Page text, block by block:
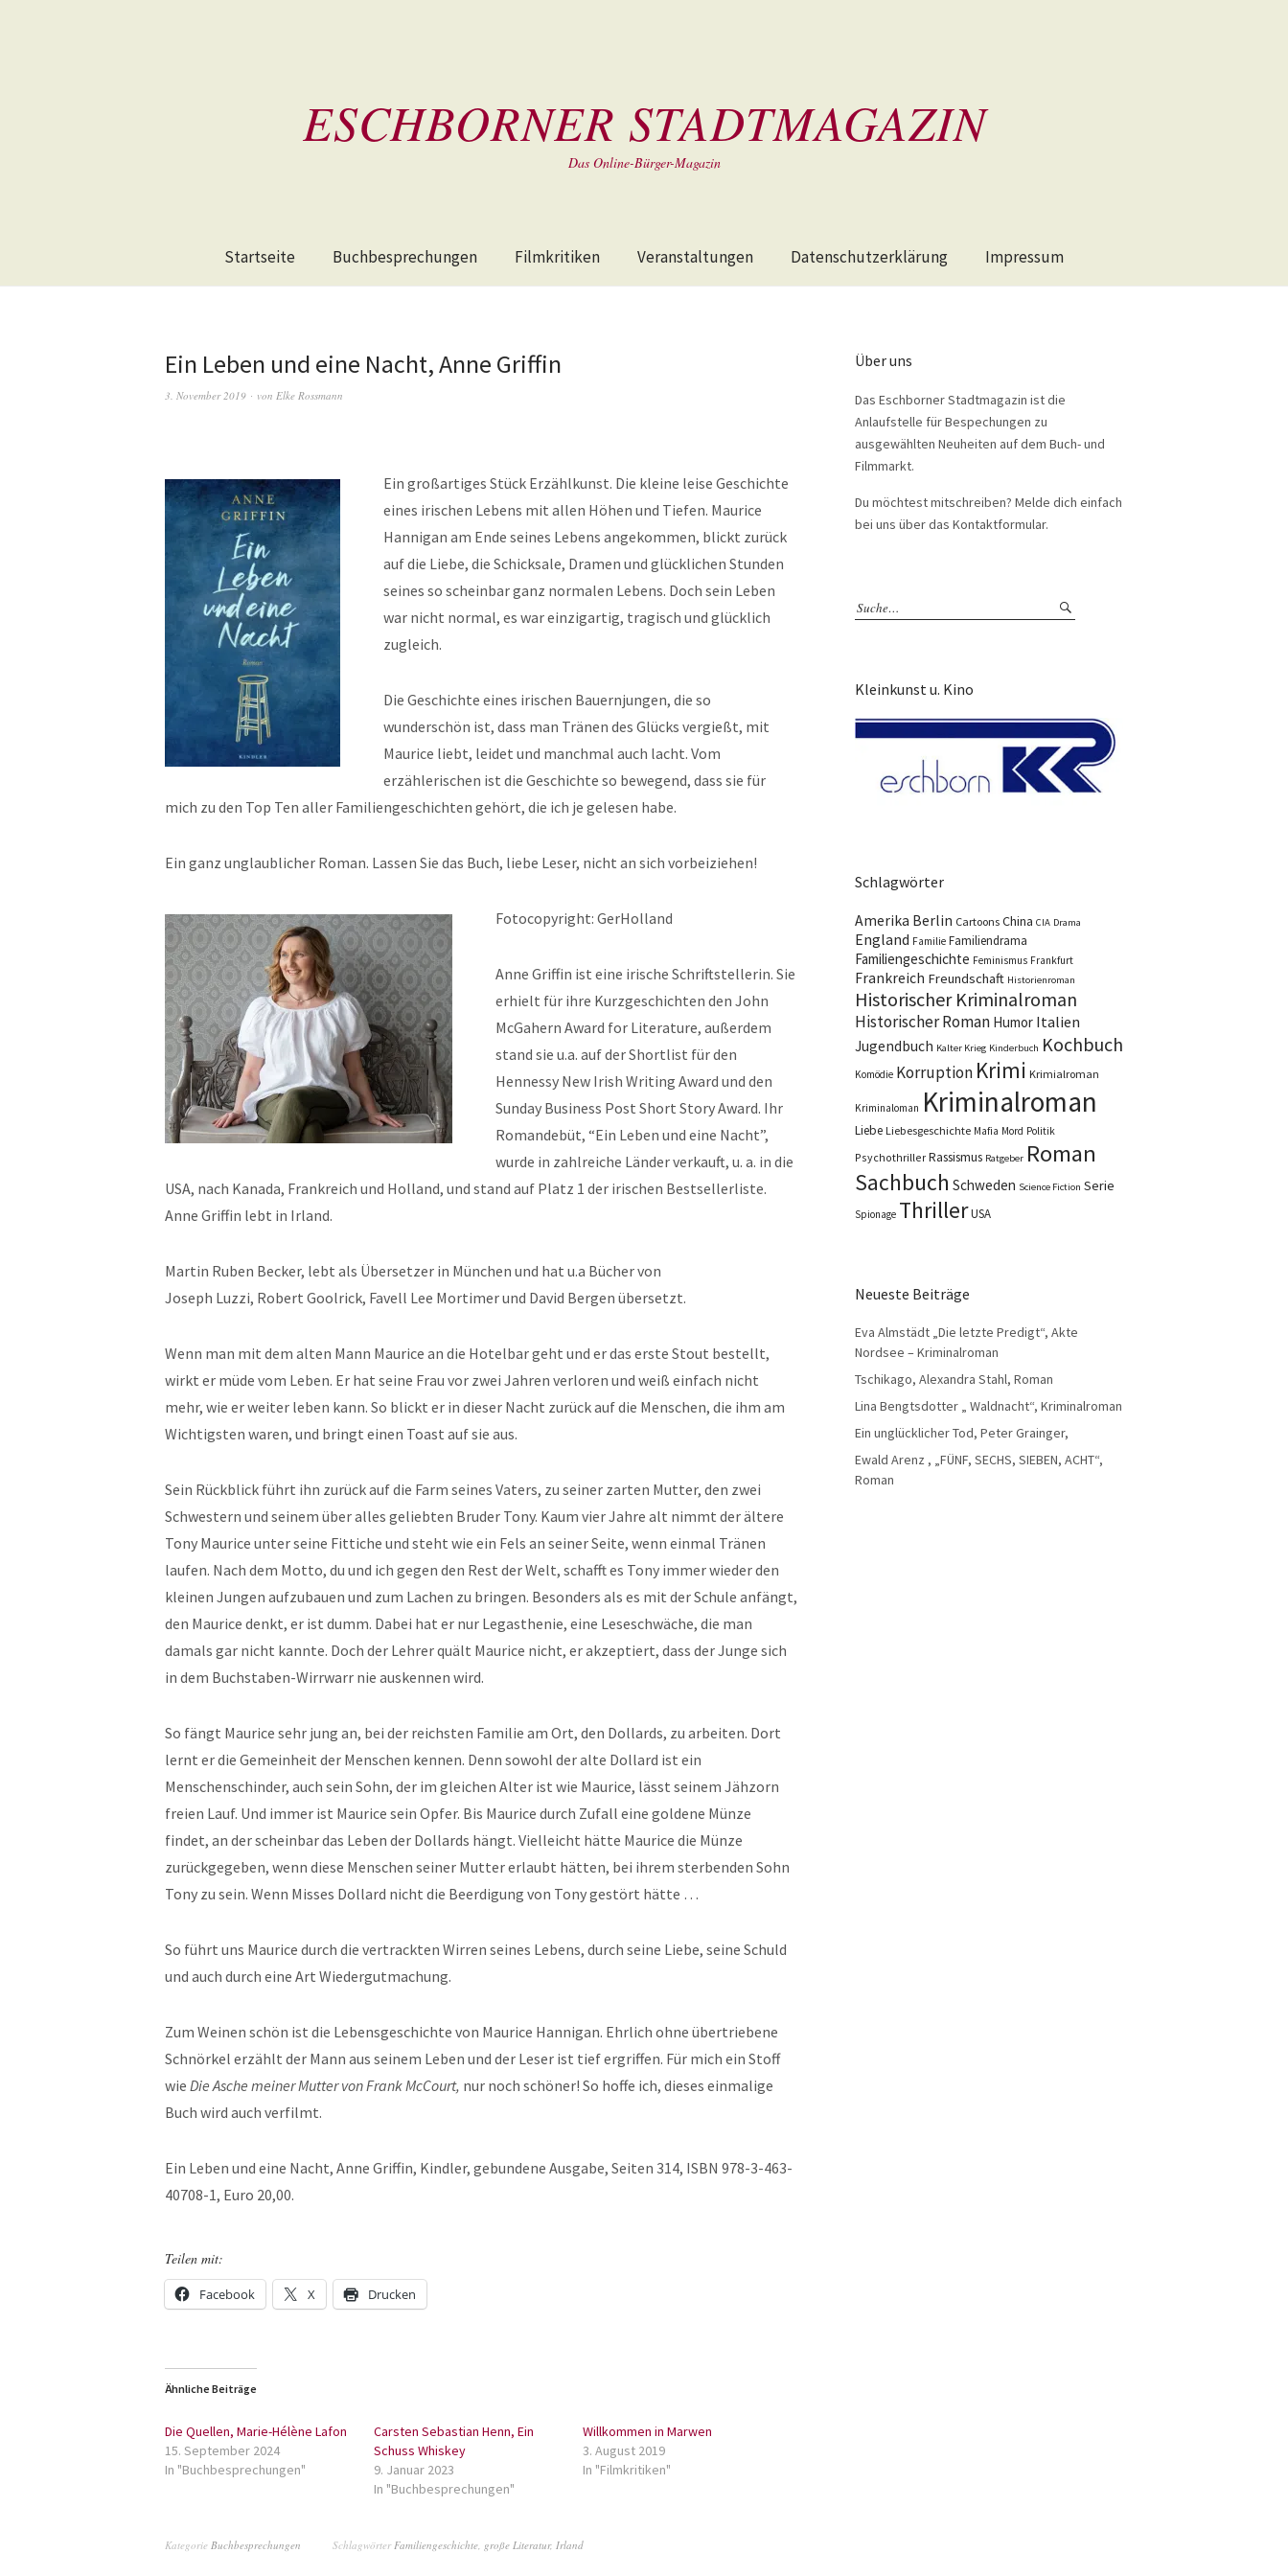
ESCHBORNER STADTMAGAZIN
Das Online-Bürger-Magazin
Startseite Buchbesprechungen Filmkritiken Veranstaltungen Datenschutzerklärung Impressum
Ein Leben und eine Nacht, Anne Griffin
3. November 2019 von Elke Rossmann
Ein großartiges Stück Erzählkunst. Die kleine leise Geschichte
eines irischen Lebens mit allen Höhen und Tiefen. Maurice
Hannigan am Ende seines Lebens angekommen, blickt zurück
auf die Liebe, die Schicksale, Dramen und glücklichen Stunden
seines so scheinbar ganz normalen Lebens. Doch sein Leben
war nicht normal, es war einzigartig, tragisch und glücklich
zugleich.
Die Geschichte eines irischen Bauernjungen, die so
wunderschön ist, dass man Tränen des Glücks vergießt, mit
Maurice liebt, leidet und manchmal auch lacht. Vom
erzählerischen ist die Geschichte so bewegend, dass sie für
mich zu den Top Ten aller Familiengeschichten gehört, die ich je gelesen habe.
Ein ganz unglaublicher Roman. Lassen Sie das Buch, liebe Leser, nicht an sich vorbeiziehen!
Fotocopyright: GerHolland
Anne Griffin ist eine irische Schriftstellerin. Sie
erhielt für ihre Kurzgeschichten den John
McGahern Award for Literature, außerdem
stand sie u.a. auf der Shortlist für den
Hennessy New Irish Writing Award und den
Sunday Business Post Short Story Award. Ihr
Romandebüt, “Ein Leben und eine Nacht”,
wurde in zahlreiche Länder verkauft, u. a. in die
USA, nach Kanada, Frankreich und Holland, und stand auf Platz 1 der irischen Bestsellerliste.
Anne Griffin lebt in Irland.
Martin Ruben Becker, lebt als Übersetzer in München und hat u.a Bücher von
Joseph Luzzi, Robert Goolrick, Favell Lee Mortimer und David Bergen übersetzt.
Wenn man mit dem alten Mann Maurice an die Hotelbar geht und er das erste Stout bestellt,
wirkt er müde vom Leben. Er hat seine Frau vor zwei Jahren verloren und weiß einfach nicht
mehr, wie er weiter leben kann. So blickt er in dieser Nacht zurück auf die Menschen, die ihm am
Wichtigsten waren, und bringt einen Toast auf sie aus.
Sein Rückblick führt ihn zurück auf die Farm seines Vaters, zu seiner zarten Mutter, den zwei
Schwestern und seinem über alles geliebten Bruder Tony. Kaum vier Jahre alt nimmt der ältere
Tony Maurice unter seine Fittiche und steht wie ein Fels an seiner Seite, wenn einmal Tränen
laufen. Nach dem Motto, du und ich gegen den Rest der Welt, schafft es Tony immer wieder den
kleinen Jungen aufzubauen und zum Lachen zu bringen. Besonders als es mit der Schule anfängt,
den Maurice denkt, er ist dumm. Dabei hat er nur Legasthenie, eine Leseschwäche, die man
damals gar nicht kannte. Doch der Lehrer quält Maurice nicht, er akzeptiert, dass der Junge sich
in dem Buchstaben-Wirrwarr nie auskennen wird.
So fängt Maurice sehr jung an, bei der reichsten Familie am Ort, den Dollards, zu arbeiten. Dort
lernt er die Gemeinheit der Menschen kennen. Denn sowohl der alte Dollard ist ein
Menschenschinder, auch sein Sohn, der im gleichen Alter ist wie Maurice, lässt seinem Jähzorn
freien Lauf. Und immer ist Maurice sein Opfer. Bis Maurice durch Zufall eine goldene Münze
findet, an der scheinbar das Leben der Dollards hängt. Vielleicht hätte Maurice die Münze
zurückgegeben, wenn diese Menschen seiner Mutter erlaubt hätten, bei ihrem sterbenden Sohn
Tony zu sein. Wenn Misses Dollard nicht die Beerdigung von Tony gestört hätte …
So führt uns Maurice durch die vertrackten Wirren seines Lebens, durch seine Liebe, seine Schuld
und auch durch eine Art Wiedergutmachung.
Zum Weinen schön ist die Lebensgeschichte von Maurice Hannigan. Ehrlich ohne übertriebene
Schnörkel erzählt der Mann aus seinem Leben und der Leser ist tief ergriffen. Für mich ein Stoff
wie Die Asche meiner Mutter von Frank McCourt, nur noch schöner! So hoffe ich, dieses einmalige
Buch wird auch verfilmt.
Ein Leben und eine Nacht, Anne Griffin, Kindler, gebundene Ausgabe, Seiten 314, ISBN 978-3-463-
40708-1, Euro 20,00.
Teilen mit:
Facebook X Drucken
Ähnliche Beiträge
Die Quellen, Marie-Hélène Lafon
15. September 2024
In "Buchbesprechungen"
Carsten Sebastian Henn, Ein
Schuss Whiskey
9. Januar 2023
In "Buchbesprechungen"
Willkommen in Marwen
3. August 2019
In "Filmkritiken"
Kategorie Buchbesprechungen SchlagwörterFamiliengeschichte, große Literatur, Irland
Über uns
Das Eschborner Stadtmagazin ist die
Anlaufstelle für Bespechungen zu
ausgewählten Neuheiten auf dem Buch- und
Filmmarkt.
Du möchtest mitschreiben? Melde dich einfach
bei uns über das Kontaktformular.
Kleinkunst u. Kino
Schlagwörter
Amerika Berlin Cartoons China CIA Drama
England Familie Familiendrama
Familiengeschichte Feminismus Frankfurt
Frankreich Freundschaft Historienroman
Historischer Kriminalroman
Historischer Roman Humor Italien
Jugendbuch Kalter Krieg Kinderbuch Kochbuch
Komödie Korruption Krimi Krimialroman
Kriminaloman Kriminalroman
Liebe Liebesgeschichte Mafia Mord Politik
Psychothriller Rassismus Ratgeber Roman
Sachbuch Schweden Science Fiction Serie
Spionage ThrillerUSA
Neueste Beiträge
Eva Almstädt „Die letzte Predigt“, Akte
Nordsee – Kriminalroman
Tschikago, Alexandra Stahl, Roman
Lina Bengtsdotter „ Waldnacht“, Kriminalroman
Ein unglücklicher Tod, Peter Grainger,
Ewald Arenz , „FÜNF, SECHS, SIEBEN, ACHT“,
Roman